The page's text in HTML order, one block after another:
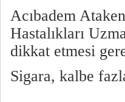
Acıbadem
Hastalıkları
dikkat etmesi
Sigara, kalbe